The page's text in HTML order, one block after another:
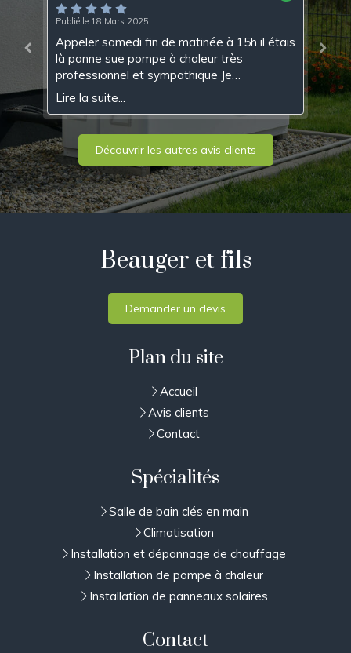
Publié le 18 Mars 2025
Appeler samedi fin de matinée à 15h il étais
là panne sue pompe à chaleur très
professionnel et sympathique Je
recommande très sérieusement
Lire la suite...
Découvrir les autres avis clients
Beauger et fils
Demander un devis
Plan du site
Accueil
Avis clients
Contact
Spécialités
Salle de bain clés en main
Climatisation
Installation et dépannage de chauffage
Installation de pompe à chaleur
Installation de panneaux solaires
Contact